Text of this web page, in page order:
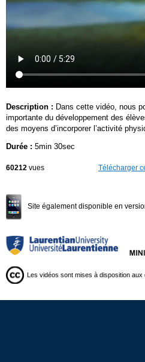
Description : Dans cette vidéo, nous
importante du développement des
des moyens d’incorporer l’activité
Durée : 5min 30sec
60212 vues Télécharger
Site également disponible en
Les vidéos sont mises à disposition aux